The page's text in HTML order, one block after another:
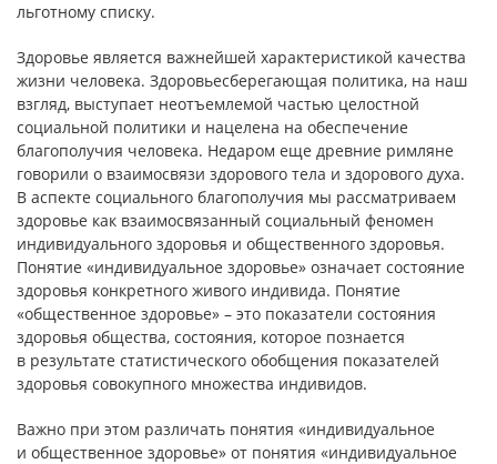
льготному списку.
Здоровье является важнейшей характеристикой качества
жизни человека. Здоровьесберегающая политика, на наш
взгляд, выступает неотъемлемой частью целостной
социальной политики и нацелена на обеспечение
благополучия человека. Недаром еще древние римляне
говорили о взаимосвязи здорового тела и здорового духа.
В аспекте социального благополучия мы рассматриваем
здоровье как взаимосвязанный социальный феномен
индивидуального здоровья и общественного здоровья.
Понятие «индивидуальное здоровье» означает состояние
здоровья конкретного живого индивида. Понятие
«общественное здоровье» – это показатели состояния
здоровья общества, состояния, которое познается
в результате статистического обобщения показателей
здоровья совокупного множества индивидов.
Важно при этом различать понятия «индивидуальное
и общественное здоровье» от понятия «индивидуальное